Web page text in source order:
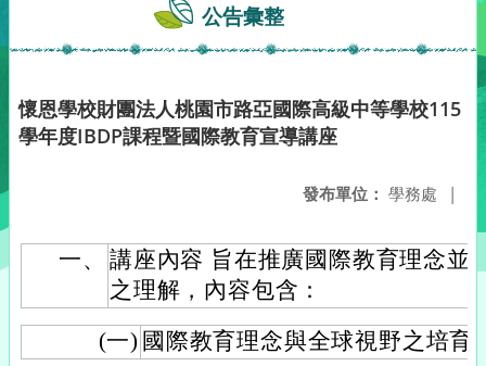
公告彙整
懷恩學校財團法人桃園市路亞國際高級中等學校115
學年度IBDP課程暨國際教育宣導講座
發布單位： 學務處 |
一、
講座內容 旨在推廣國際教育理念並
之理解，內容包含：
(一) 國際教育理念與全球視野之培育